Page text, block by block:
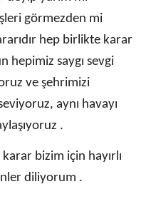
görmezden mi
hep birlikte karar
hepimiz saygı sevgi
ve şehrimizi
aynı havayı
.
bizim için hayırlı
diliyorum .